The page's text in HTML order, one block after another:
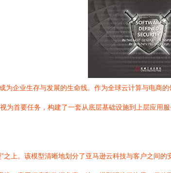
为企业生存与发展的生命线。作为全球云计算与电商
为首要任务，构建了一套从底层基础设施到上层应用服
之上。该模型清晰地划分了亚马逊云科技与客户之间